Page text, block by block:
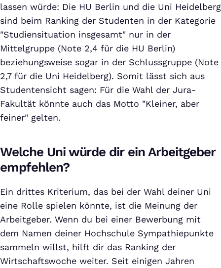
lassen würde: Die HU Berlin und die Uni Heidelberg
sind beim Ranking der Studenten in der Kategorie
"Studiensituation insgesamt" nur in der
Mittelgruppe (Note 2,4 für die HU Berlin)
beziehungsweise sogar in der Schlussgruppe (Note
2,7 für die Uni Heidelberg). Somit lässt sich aus
Studentensicht sagen: Für die Wahl der Jura-
Fakultät könnte auch das Motto "Kleiner, aber
feiner" gelten.
Welche Uni würde dir ein Arbeitgeber
empfehlen?
Ein drittes Kriterium, das bei der Wahl deiner Uni
eine Rolle spielen könnte, ist die Meinung der
Arbeitgeber. Wenn du bei einer Bewerbung mit
dem Namen deiner Hochschule Sympathiepunkte
sammeln willst, hilft dir das Ranking der
Wirtschaftswoche weiter. Seit einigen Jahren